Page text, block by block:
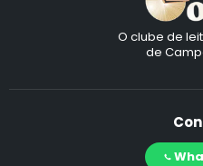
O clube de
de